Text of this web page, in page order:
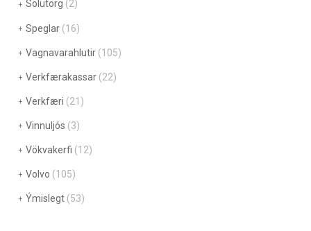
Sölutorg (2)
Speglar (16)
Vagnavarahlutir (105)
Verkfærakassar (22)
Verkfæri (21)
Vinnuljós (3)
Vökvakerfi (12)
Volvo (105)
Ýmislegt (53)